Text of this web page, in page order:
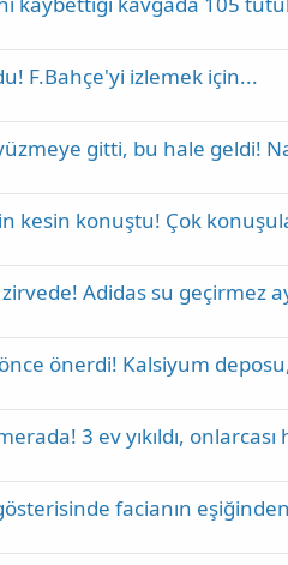
F.Bahçe'yi izlemek için...
gitti, bu hale geldi!
kesin konuştu! Çok
Adidas su geçirmez
önerdi! Kalsiyum
3 ev yıkıldı,
facianın